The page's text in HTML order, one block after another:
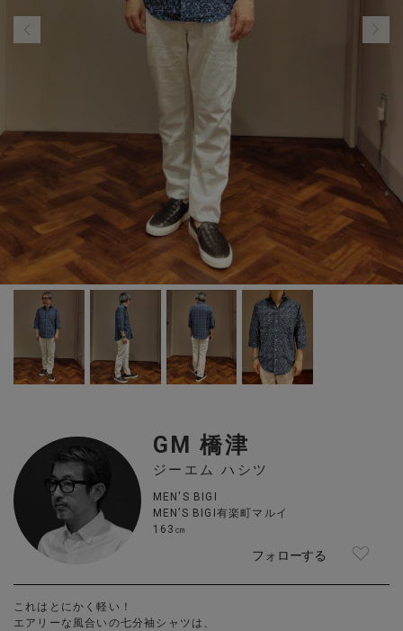
GM 橋津
ジーエム ハシツ
MEN'S BIGI
MEN’S BIGI有楽町マルイ
163㎝
フォローする
これはとにかく軽い！
エアリーな風合いの七分袖シャツは、